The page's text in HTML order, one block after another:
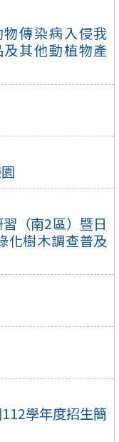
傳染病入侵我
其他動植物產
（南2區）暨日
化樹木調查普及
學年度招生簡